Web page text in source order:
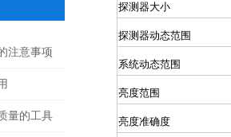
注意事项
量的工具
探测器大小
探测器动态范围
系统动态范围
亮度范围
亮度准确度